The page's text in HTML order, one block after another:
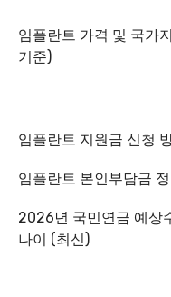
임플란트 가격 및 국가
기준)
임플란트 지원금 신청
임플란트 본인부담금
2026년 국민연금 예상
나이 (최신)